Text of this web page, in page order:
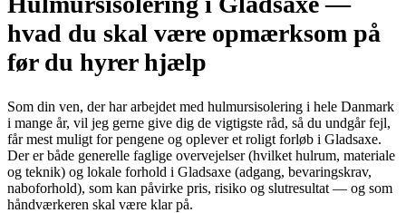
hvad du skal være opmærksom på
før du hyrer hjælp
Som din ven, der har arbejdet med hulmursisolering i hele Danmark
i mange år, vil jeg gerne give dig de vigtigste råd, så du undgår fejl,
får mest muligt for pengene og oplever et roligt forløb i Gladsaxe.
Der er både generelle faglige overvejelser (hvilket hulrum, materiale
og teknik) og lokale forhold i Gladsaxe (adgang, bevaringskrav,
naboforhold), som kan påvirke pris, risiko og slutresultat — og som
håndværkeren skal være klar på.